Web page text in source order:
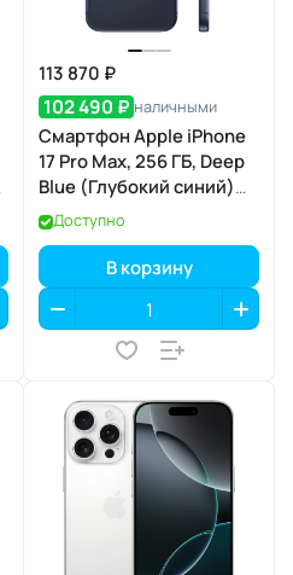
113 870 ₽
102 490 ₽ наличными
Смартфон Apple iPhone
17 Pro Max, 256 ГБ, Deep
Blue (Глубокий синий)
Dual eSIM
Доступно
В корзину